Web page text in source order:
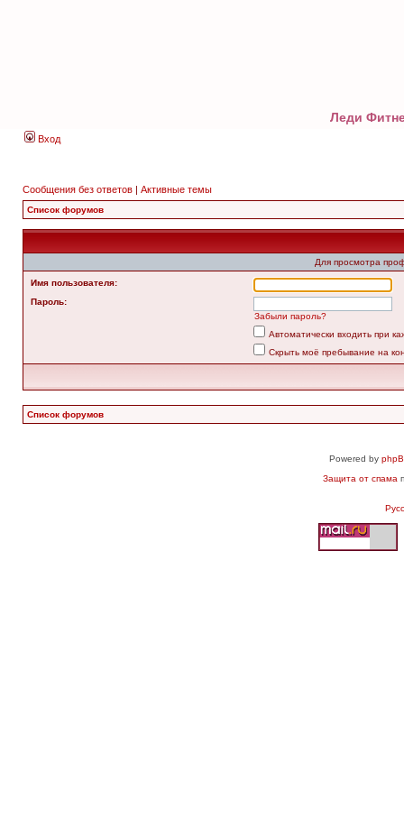
Леди
Вход
Сообщения без ответов | Активные темы
Список форумов
Для просмотра
Имя пользователя:
Пароль:
Забыли пароль?
Автоматически входить при
Скрыть моё пребывание на
Список форумов
Powered by
Защита от спама